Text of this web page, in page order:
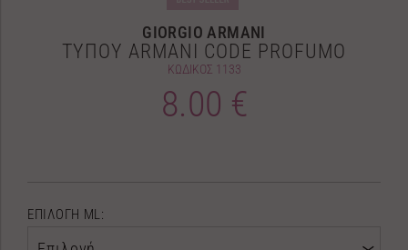
GIORGIO ARMANI
ΤΥΠΟΥ ARMANI CODE PROFUMO
ΚΩΔΙΚΟΣ 1133
8.00 €
ΕΠΙΛΟΓΗ ML: